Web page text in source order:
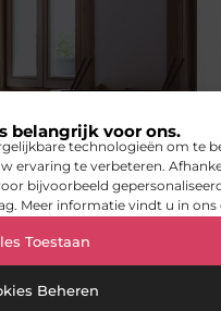
belangrijk voor ons.
technologieën om te
ervaring te verbeteren.
bijvoorbeeld
Meer informatie vindt u in ons
Toestaan
Beheren
de digitale
bent naar een
mangohout biedt een